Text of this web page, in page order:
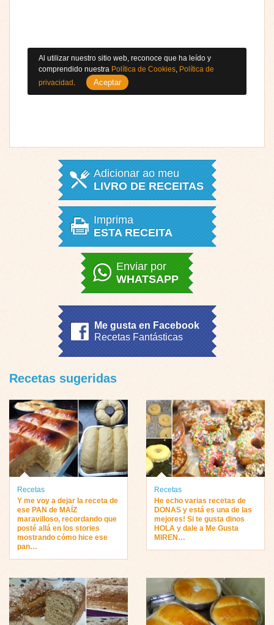
Adicionar ao meu
LIVRO DE RECEITAS
Imprima
ESTA RECEITA
Enviar por
WHATSAPP
Me gusta en Facebook
Recetas Fantásticas
Recetas sugeridas
Recetas
Y me voy a dejar la receta de
ese PAN de MAÍZ
maravilloso, recordando que
posté allá en los stories
mostrando cómo hice ese
pan…
Recetas
He echo varias recetas de
DONAS y está es una de las
mejores! Si te gusta dinos
HOLA y dale a Me Gusta
MIREN…
Al utilizar nuestro sitio web, reconoce que ha leído y
comprendido nuestra Política de Cookies, Política de
privacidad . Aceptar